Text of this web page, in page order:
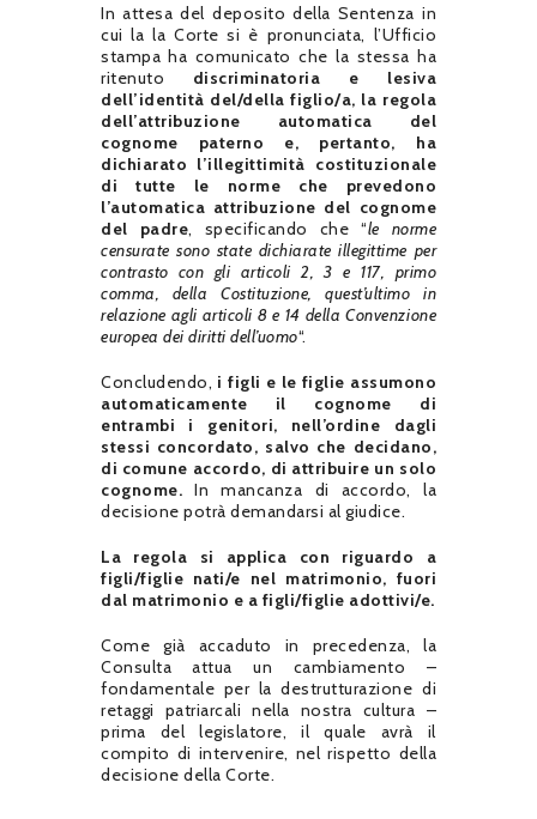
In attesa del deposito della Sentenza in
cui la la Corte si è pronunciata, l’Ufficio
stampa ha comunicato che la stessa ha
ritenuto discriminatoria e lesiva
dell’identità del/della figlio/a, la regola
dell’attribuzione automatica del
cognome paterno e, pertanto, ha
dichiarato l’illegittimità costituzionale
di tutte le norme che prevedono
l’automatica attribuzione del cognome
del padre, specificando che “le norme
censurate sono state dichiarate illegittime per
contrasto con gli articoli 2, 3 e 117, primo
comma, della Costituzione, quest’ultimo in
relazione agli articoli 8 e 14 della Convenzione
europea dei diritti dell’uomo“.
Concludendo, i figli e le figlie assumono
automaticamente il cognome di
entrambi i genitori, nell’ordine dagli
stessi concordato, salvo che decidano,
di comune accordo, di attribuire un solo
cognome. In mancanza di accordo, la
decisione potrà demandarsi al giudice.
La regola si applica con riguardo a
figli/figlie nati/e nel matrimonio, fuori
dal matrimonio e a figli/figlie adottivi/e.
Come già accaduto in precedenza, la
Consulta attua un cambiamento –
fondamentale per la destrutturazione di
retaggi patriarcali nella nostra cultura –
prima del legislatore, il quale avrà il
compito di intervenire, nel rispetto della
decisione della Corte.